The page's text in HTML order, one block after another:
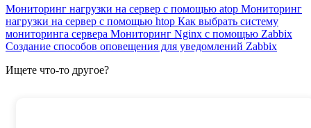
Мониторинг нагрузки на сервер с помощью atop Мониторинг
нагрузки на сервер с помощью htop Как выбрать систему
мониторинга сервера Мониторинг Nginx с помощью Zabbix
Создание способов оповещения для уведомлений Zabbix
Ищете что-то другое?